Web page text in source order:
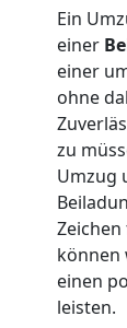
Ein
einer
einer
ohne
zu
Umzug
können
einen
leisten.